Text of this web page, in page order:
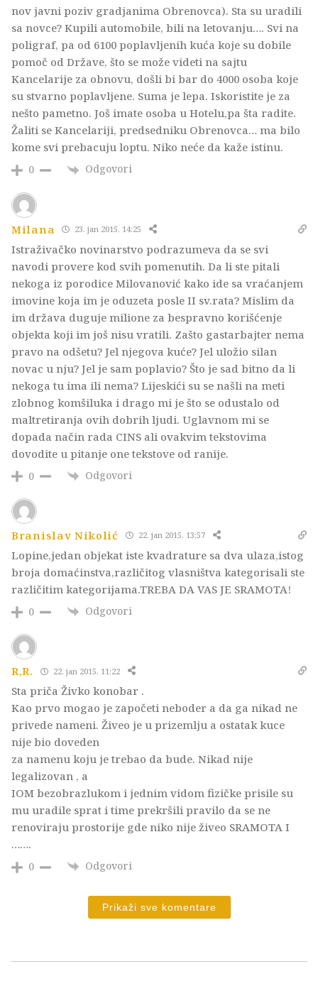
nov javni poziv gradjanima Obrenovca). Sta su uradili
sa novce? Kupili automobile, bili na letovanju…. Svi na
poligraf, pa od 6100 poplavljenih kuća koje su dobile
pomoč od Države, što se može videti na sajtu
Kancelarije za obnovu, došli bi bar do 4000 osoba koje
su stvarno poplavljene. Suma je lepa. Iskoristite je za
nešto pametno. Još imate osoba u Hotelu,pa šta radite.
Žaliti se Kancelariji, predsedniku Obrenovca… ma bilo
kome svi prebacuju loptu. Niko neće da kaže istinu.
0 Odgovori
Milana 23. jan 2015. 14:25
Istraživačko novinarstvo podrazumeva da se svi
navodi provere kod svih pomenutih. Da li ste pitali
nekoga iz porodice Milovanović kako ide sa vraćanjem
imovine koja im je oduzeta posle II sv.rata? Mislim da
im država duguje milione za bespravno korišćenje
objekta koji im još nisu vratili. Zašto gastarbajter nema
pravo na odšetu? Jel njegova kuće? Jel uložio silan
novac u nju? Jel je sam poplavio? Što je sad bitno da li
nekoga tu ima ili nema? Lijeskići su se našli na meti
zlobnog komšiluka i drago mi je što se odustalo od
maltretiranja ovih dobrih ljudi. Uglavnom mi se
dopada način rada CINS ali ovakvim tekstovima
dovodite u pitanje one tekstove od ranije.
0 Odgovori
Branislav Nikolić 22. jan 2015. 13:57
Lopine,jedan objekat iste kvadrature sa dva ulaza,istog
broja domaćinstva,različitog vlasništva kategorisali ste
različitim kategorijama.TREBA DA VAS JE SRAMOTA!
0 Odgovori
R,R. 22. jan 2015. 11:22
Sta priča Živko konobar .
Kao prvo mogao je započeti neboder a da ga nikad ne
privede nameni. Živeo je u prizemlju a ostatak kuce
nije bio doveden
za namenu koju je trebao da bude. Nikad nije
legalizovan , a
IOM bezobrazlukom i jednim vidom fizičke prisile su
mu uradile sprat i time prekršili pravilo da se ne
renoviraju prostorije gde niko nije živeo SRAMOTA I
…….
0 Odgovori
Prikaži sve komentare